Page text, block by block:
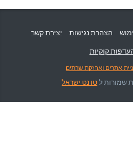
הצהרת נגישות יצירת קשר
קוקיות
שמורות לטו נט ישראל